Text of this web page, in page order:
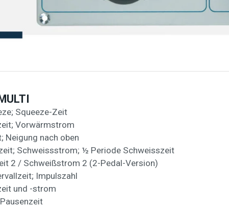
Squeeze-Zeit
Vorwärmstrom
Neigung nach oben
Schweissstrom; ½ Periode Schweisszeit
2 / Schweißstrom 2 (2-Pedal-Version)
Impulszahl
und -strom